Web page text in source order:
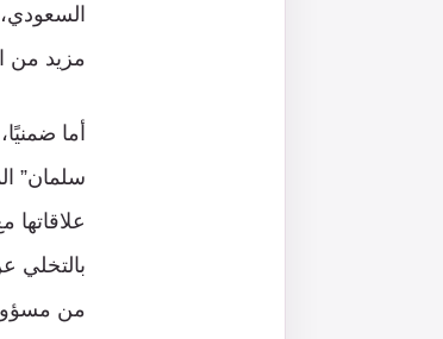
مزيد من
أما
سلمان”
علاقاتها
بالتخلي
من